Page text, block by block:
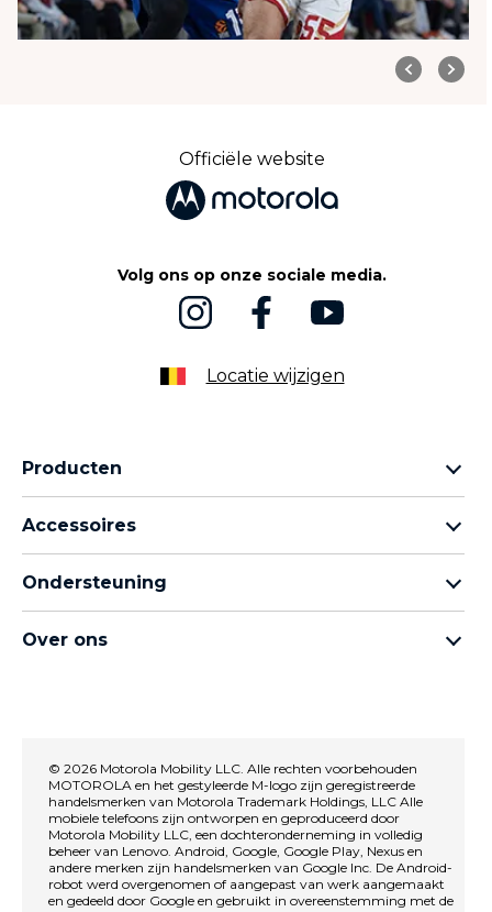
Officiële website
Volg ons op onze sociale media.
Locatie wijzigen
Producten
moto g-familie
thinkphone by motorola
Accessoires
moto tag
Ondersteuning
Herstel en slimme assistent
Over ons
Gebruiksvoorwaarden
privacybeleid
Innovatie
Careers
Privacybeleid voor producten
© 2026 Motorola Mobility LLC. Alle rechten voorbehouden
MOTOROLA en het gestyleerde M-logo zijn geregistreerde
handelsmerken van Motorola Trademark Holdings, LLC Alle
mobiele telefoons zijn ontworpen en geproduceerd door
Motorola Mobility LLC, een dochteronderneming in volledig
beheer van Lenovo. Android, Google, Google Play, Nexus en
andere merken zijn handelsmerken van Google Inc. De Android-
robot werd overgenomen of aangepast van werk aangemaakt
en gedeeld door Google en gebruikt in overeenstemming met de